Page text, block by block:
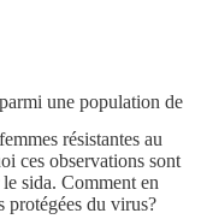
une population de
résistantes au
ces observations sont
sida. Comment en
protégées du virus?